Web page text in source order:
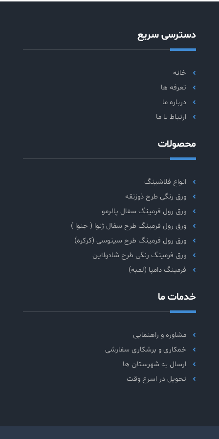
دسترسی سریع
خانه
تعرفه ها
درباره ما
ارتباط با ما
محصولات
انواع فلاشینگ
ورق رنگی طرح ذوزنقه
ورق رول فرمینگ سفال پالرمو
ورق رول فرمینگ طرح سفال ژنوا ( جنوا )
ورق رول فرمینگ طرح سینوسی (کرکره)
ورق فرمینگ رنگی طرح شادولاین
فرمینگ دامپا (لمبه)
خدمات ما
مشاوره و راهنمایی
خمکاری و برشکاری سفارشی
ارسال به شهرستان ها
تحویل در اسرع وقت